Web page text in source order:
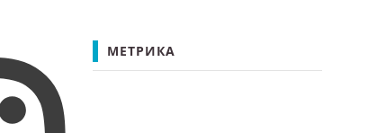
МЕТРИКА